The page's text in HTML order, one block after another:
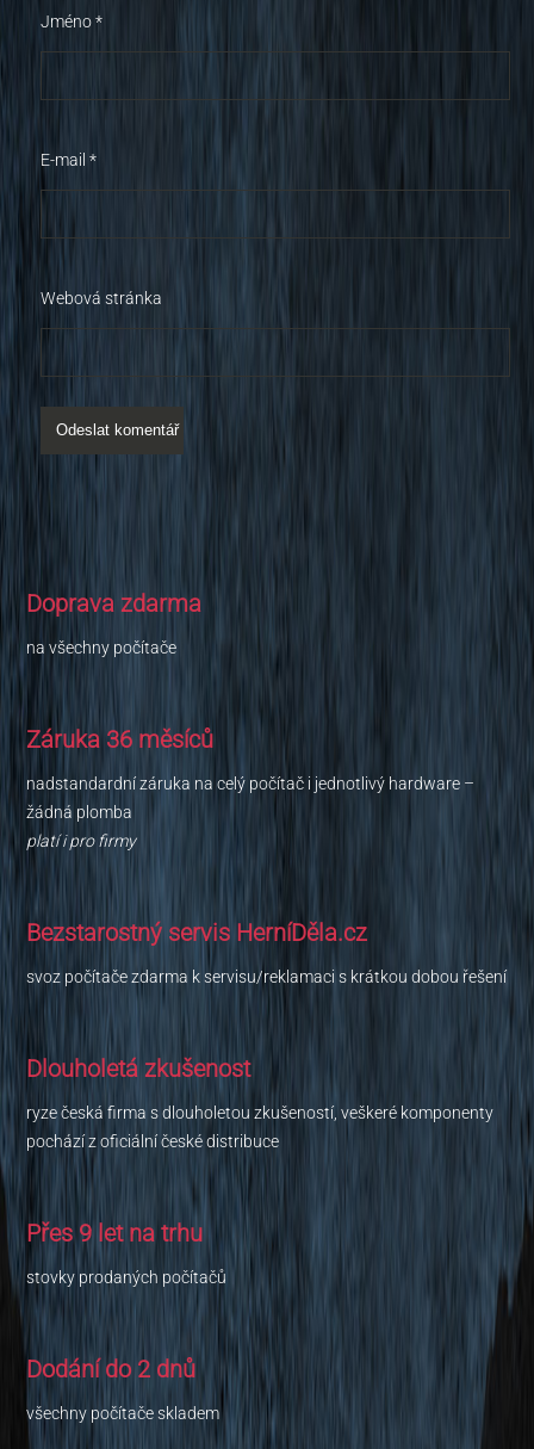
Jméno*
E-mail*
Webová stránka
Doprava zdarma
na všechny počítače
Záruka 36 měsíců
nadstandardní záruka na celý počítač i jednotlivý hardware –
žádná plomba
platí i pro firmy
Bezstarostný servis HerníDěla.cz
svoz počítače zdarma k servisu/reklamaci s krátkou dobou řešení
Dlouholetá zkušenost
ryze česká firma s dlouholetou zkušeností, veškeré komponenty
pochází z oficiální české distribuce
Přes 9 let na trhu
stovky prodaných počítačů
Dodání do 2 dnů
všechny počítače skladem